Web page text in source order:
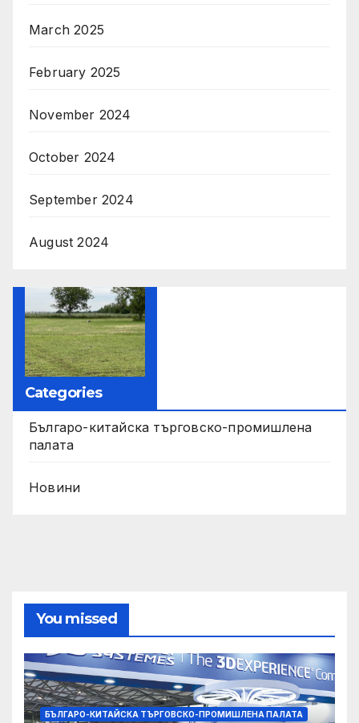
March 2025
February 2025
November 2024
October 2024
September 2024
August 2024
Categories
Българо-китайска търговско-промишлена
палата
Новини
You missed
БЪЛГАРО-КИТАЙСКА ТЪРГОВСКО-ПРОМИШЛЕНА ПАЛАТА